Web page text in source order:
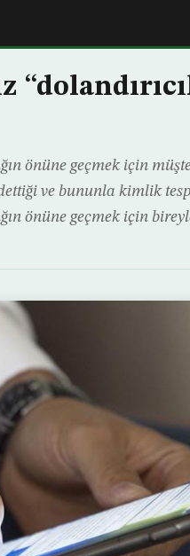
önüne geçmek için
ve bununla kimlik
önüne geçmek için